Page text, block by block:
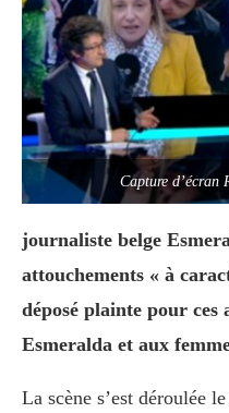
Capture d’écran
journaliste belge
attouchements « à
déposé plainte pour
Esmeralda et aux
La scène s’est déroulée